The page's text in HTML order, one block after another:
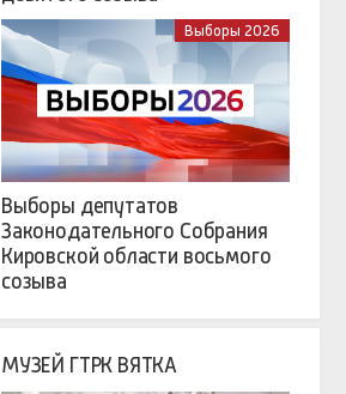
Выборы 2026
Выборы депутатов
Законодательного Собрания
Кировской области восьмого
созыва
МУЗЕЙ ГТРК ВЯТКА